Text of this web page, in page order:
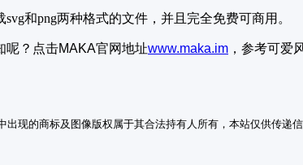
和png两种格式的文件，并且完全免费可商用。
呢？点击MAKA官网地址www.maka.im ，参考可爱
出现的商标及图像版权属于其合法持有人所有，本站仅供传